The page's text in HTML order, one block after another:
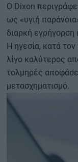
Ο Dixon
ως «υγιή
διαρκή εγρήγορση
Η ηγεσία, κατά τον
λίγο καλύτερος
τολμηρές
μετασχηματισμό.